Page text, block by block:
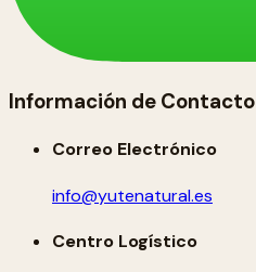
Información de Contacto
Correo Electrónico
info@yutenatural.es
Centro Logístico